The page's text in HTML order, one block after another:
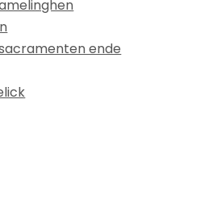
ende